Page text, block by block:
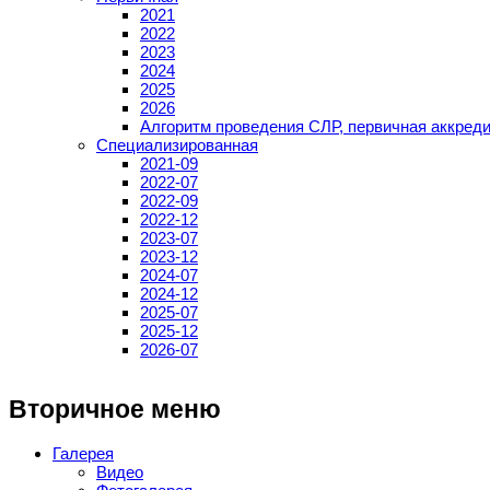
2021
2022
2023
2024
2025
2026
Алгоритм проведения СЛР, первичная
Специализированная
2021-09
2022-07
2022-09
2022-12
2023-07
2023-12
2024-07
2024-12
2025-07
2025-12
2026-07
Вторичное меню
Галерея
Видео